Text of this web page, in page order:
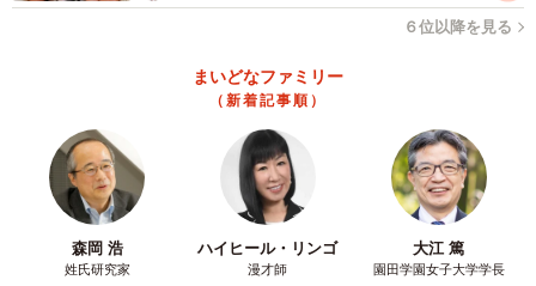
6/14
６位以降を見る
まいどなファミリー
（新着記事順）
森岡 浩
姓氏研究家
ハイヒール・リンゴ
漫才師
大江 篤
園田学園女子大学学長